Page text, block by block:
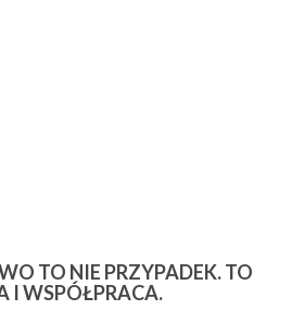
TO NIE PRZYPADEK. TO
I WSPÓŁPRACA.